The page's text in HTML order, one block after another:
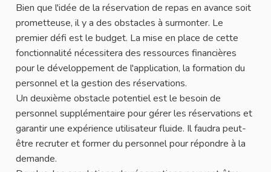
Bien que l'idée de la réservation de repas en avance soit
prometteuse, il y a des obstacles à surmonter. Le
premier défi est le budget. La mise en place de cette
fonctionnalité nécessitera des ressources financières
pour le développement de l'application, la formation du
personnel et la gestion des réservations.
Un deuxième obstacle potentiel est le besoin de
personnel supplémentaire pour gérer les réservations et
garantir une expérience utilisateur fluide. Il faudra peut-
être recruter et former du personnel pour répondre à la
demande.